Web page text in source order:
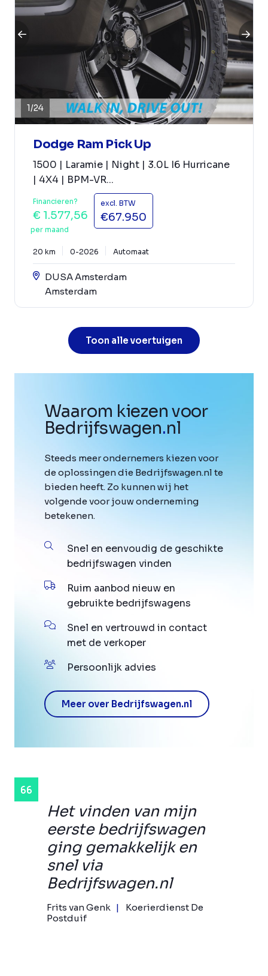
1/24
Dodge Ram Pick Up
1500 | Laramie | Night | 3.0L I6 Hurricane
| 4X4 | BPM-VR...
Financieren?
€ 1.577,56
per maand
excl. BTW
€67.950
20 km 0-2026 Automaat
DUSA Amsterdam
Amsterdam
Toon alle voertuigen
Het vinden van mijn
eerste bedrijfswagen
ging gemakkelijk en
snel via
Bedrijfswagen.nl
Frits van Genk
Koerierdienst De
Postduif
Waarom kiezen voor
Bedrijfswagen.nl
Steeds meer ondernemers kiezen voor
de oplossingen die Bedrijfswagen.nl te
bieden heeft. Zo kunnen wij het
volgende voor jouw onderneming
betekenen.
Snel en eenvoudig de geschikte
bedrijfswagen vinden
Ruim aanbod nieuw en
gebruikte bedrijfswagens
Snel en vertrouwd in contact
met de verkoper
Persoonlijk advies
Meer over Bedrijfswagen.nl